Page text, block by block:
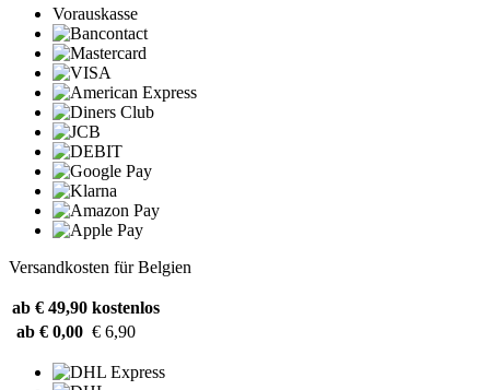
Vorauskasse
Versandkosten für Belgien
ab € 49,90 kostenlos
ab € 0,00 € 6,90